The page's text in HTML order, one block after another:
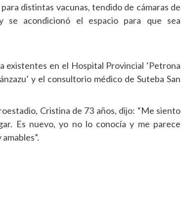
distintas vacunas, tendido de cámaras de
se acondicionó el espacio para que sea
existentes en el Hospital Provincial ‘Petrona
y el consultorio médico de Suteba San
Cristina de 73 años, dijo: “Me siento
Es nuevo, yo no lo conocía y me parece